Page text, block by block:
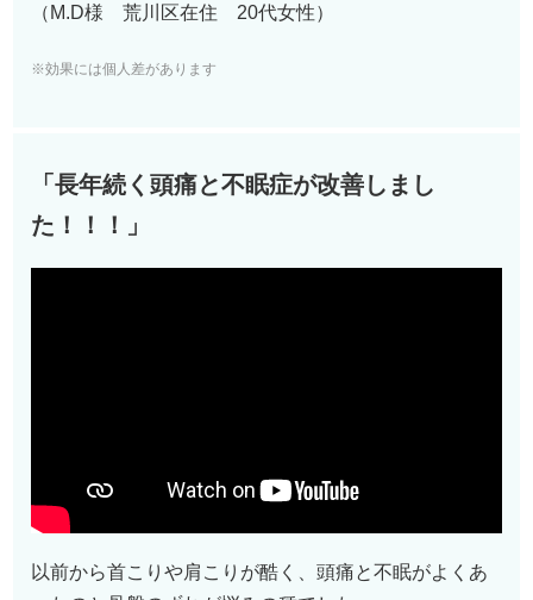
（M.D様 荒川区在住 20代女性）
※効果には個人差があります
「長年続く頭痛と不眠症が改善しまし
た！！！
」
以前から首こりや肩こりが酷く、頭痛と不眠がよくあ